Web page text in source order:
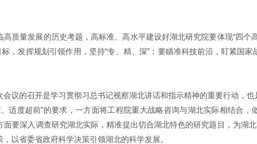
量发展的历史考题，高标准、高水平建设好湖北研究院要体现“四个
，发挥规划引领作用，坚持“专、精、深”；要瞄准科技前沿，盯紧国
的召开是学习贯彻习总书记视察湖北讲话和指示精神的重要行动，也
适度超前”的要求，一方面将工程院重大战略咨询与湖北实际相结合
要深入调查研究湖北实际，精准提出切合湖北特色的研究题目，为湖
以省委省政府科学决策引领湖北的科学发展。